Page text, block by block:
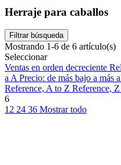
Herraje para caballos
Filtrar búsqueda
Mostrando 1-6 de 6 artículo(s)
Seleccionar
Ventas en orden decreciente
a APrecio: de más bajo a más
Reference, A to Z Reference,
6
12 24 36 Mostrar todo